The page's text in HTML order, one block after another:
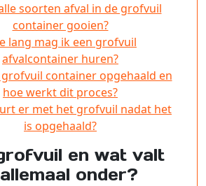
soorten afval in de grofvuil
container gooien?
lang mag ik een grofvuil
afvalcontainer huren?
container opgehaald en
hoe werkt dit proces?
er met het grofvuil nadat het
is opgehaald?
en wat valt
onder?